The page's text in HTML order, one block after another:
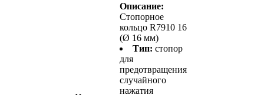
Описание:
Стопорное
кольцо R7910 16
(Ø 16 мм)
Тип: стопор
для
предотвращения
случайного
нажатия